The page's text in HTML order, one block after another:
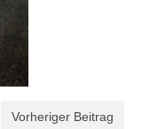
Vorheriger Beitrag